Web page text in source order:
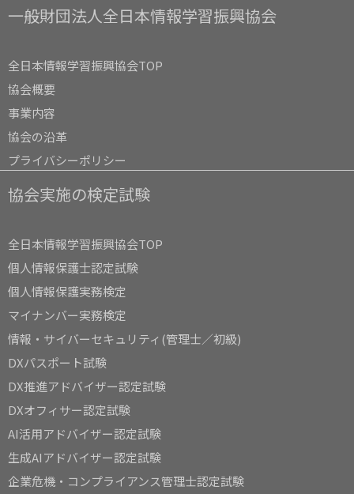
一般財団法人全日本情報学習振興協会
全日本情報学習振興協会TOP
協会概要
事業内容
協会の沿革
プライバシーポリシー
協会実施の検定試験
全日本情報学習振興協会TOP
個人情報保護士認定試験
個人情報保護実務検定
マイナンバー実務検定
情報・サイバーセキュリティ(管理士／初級)
DXパスポート試験
DX推進アドバイザー認定試験
DXオフィサー認定試験
AI活用アドバイザー認定試験
生成AIアドバイザー認定試験
企業危機・コンプライアンス管理士認定試験